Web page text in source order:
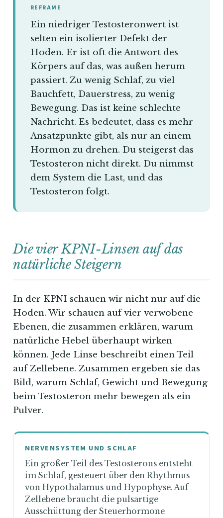
REFRAME
Ein niedriger Testosteronwert ist
selten ein isolierter Defekt der
Hoden. Er ist oft die Antwort des
Körpers auf das, was außen herum
passiert. Zu wenig Schlaf, zu viel
Bauchfett, Dauerstress, zu wenig
Bewegung. Das ist keine schlechte
Nachricht. Es bedeutet, dass es mehr
Ansatzpunkte gibt, als nur an einem
Hormon zu drehen. Du steigerst das
Testosteron nicht direkt. Du nimmst
dem System die Last, und das
Testosteron folgt.
Die vier KPNI-Linsen auf das
natürliche Steigern
In der KPNI schauen wir nicht nur auf die
Hoden. Wir schauen auf vier verwobene
Ebenen, die zusammen erklären, warum
natürliche Hebel überhaupt wirken
können. Jede Linse beschreibt einen Teil
auf Zellebene. Zusammen ergeben sie das
Bild, warum Schlaf, Gewicht und Bewegung
beim Testosteron mehr bewegen als ein
Pulver.
NERVENSYSTEM UND SCHLAF
Ein großer Teil des Testosterons entsteht
im Schlaf, gesteuert über den Rhythmus
von Hypothalamus und Hypophyse. Auf
Zellebene braucht die pulsartige
Ausschüttung der Steuerhormone